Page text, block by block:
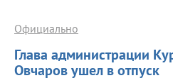
Глава администрации
Овчаров ушел в отпуск
Официально